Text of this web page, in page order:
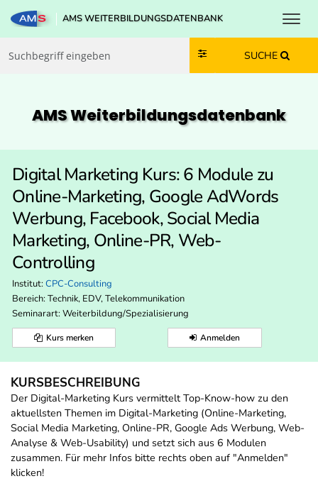
Zum Inhalt springen
Zum Navmenü springen
Zur Suche springen
Zur Footer springen
AMS WEITERBILDUNGSDATENBANK
SUCHE
AMS Weiterbildungs­datenbank
Digital Marketing Kurs: 6 Module zu
Online-Marketing, Google AdWords
Werbung, Facebook, Social Media
Marketing, Online-PR, Web-
Controlling
Institut: CPC-Consulting
Bereich: Technik, EDV, Telekommunikation
Seminarart: Weiterbildung/Spezialisierung
Kurs merken Anmelden
KURSBESCHREIBUNG
Der Digital-Marketing Kurs vermittelt Top-Know-how zu den
aktuellsten Themen im Digital-Marketing (Online-Marketing,
Social Media Marketing, Online-PR, Google Ads Werbung, Web-
Analyse & Web-Usability) und setzt sich aus 6 Modulen
zusammen. Für mehr Infos bitte rechts oben auf "Anmelden"
klicken!